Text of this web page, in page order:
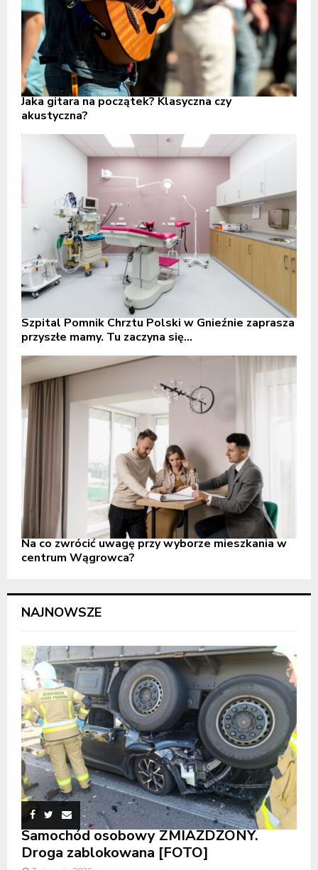
Jaka gitara na początek? Klasyczna czy
akustyczna?
Szpital Pomnik Chrztu Polski w Gnieźnie zaprasza
przyszłe mamy. Tu zaczyna się...
Na co zwrócić uwagę przy wyborze mieszkania w
centrum Wągrowca?
NAJNOWSZE
Samochód osobowy ZMIAŻDŻONY.
Droga zablokowana [FOTO]